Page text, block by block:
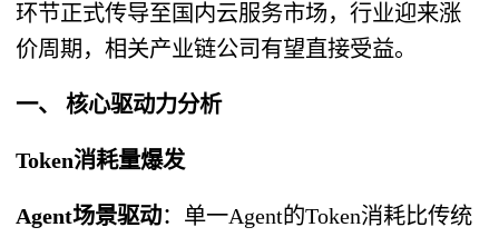
环节正式传导至国内云服务市场，行业迎来涨
价周期，相关产业链公司有望直接受益。
一、 核心驱动力分析
Token消耗量爆发
Agent场景驱动：单一Agent的Token消耗比传统